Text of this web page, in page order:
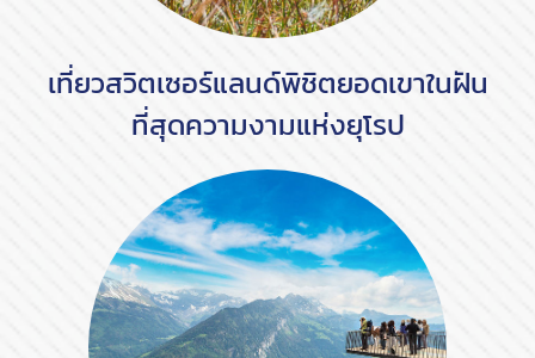
เที่ยวสวิตเซอร์แลนด์พิชิตยอดเขาในฝัน
ที่สุดความงามแห่งยุโรป